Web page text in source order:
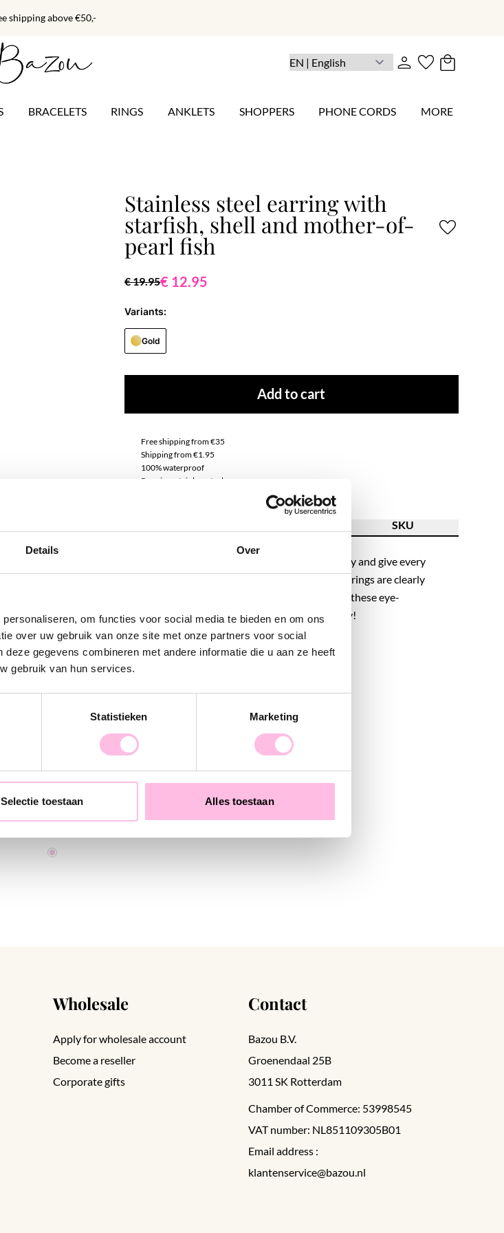
Details Over
om functies voor social media te bieden en om ons
over uw gebruik van onze site met onze partners voor social
gegevens combineren met andere informatie die u aan ze heeft
gebruik van hun services.
Statistieken Marketing
Selectie toestaan Alles toestaan
shipping above €50,-
BRACELETS RINGS ANKLETS SHOPPERS PHONE CORDS MORE
Stainless steel earring with
starfish, shell and mother-of-
pearl fish
€ 19.95€ 12.95
Variants:
Gold
Add to cart
Free shipping from €35
Shipping from €1.95
100% waterproof
Premium stainless steel
SKU
Hot item! Rhinestones and facets are here to stay and give every
outfit a classy look. Flip your hair up so these earrings are clearly
visible and combine them with subtle jewelry so these eye-
catchers really stand out. Let’s go and shop, baby!
Stainless steel hoop earrings with round fish charm - cream Stainless steel hoop earrings with small fish, mini heart and pearl - light pink
€17.95€14.95
Wholesale
Apply for wholesale account
Become a reseller
Corporate gifts
Contact
Bazou B.V.
Groenendaal 25B
3011 SK Rotterdam
Chamber of Commerce: 53998545
VAT number: NL851109305B01
Email address :
klantenservice@bazou.nl